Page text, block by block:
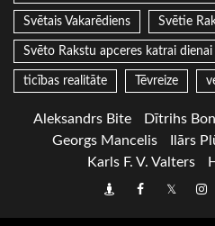
Svētais Vakarēdiens Svētie
Svēto Rakstu apceres katrai dienai
ticības realitāte Tēvreize
Aleksandrs Bite Dītrihs
Georgs Mancelis
Ilārs
Karls F. V. Valters
DraugiemFacebook
Twitter